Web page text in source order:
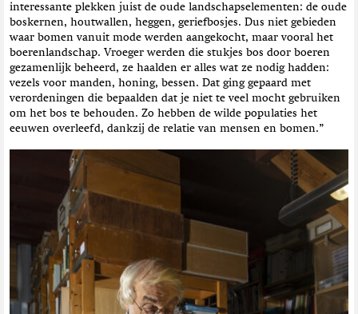
interessante plekken juist de oude landschapselementen: de oude
boskernen, houtwallen, heggen, geriefbosjes. Dus niet gebieden
waar bomen vanuit mode werden aangekocht, maar vooral het
boerenlandschap. Vroeger werden die stukjes bos door boeren
gezamenlijk beheerd, ze haalden er alles wat ze nodig hadden:
vezels voor manden, honing, bessen. Dat ging gepaard met
verordeningen die bepaalden dat je niet te veel mocht gebruiken
om het bos te behouden. Zo hebben de wilde populaties het
eeuwen overleefd, dankzij de relatie van mensen en bomen.”